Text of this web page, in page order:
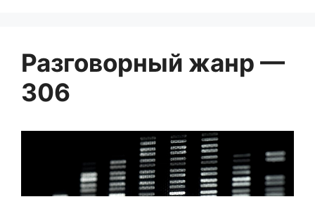
Разговорный жанр —
306